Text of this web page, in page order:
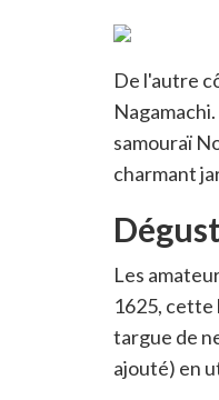
De l'autre
samouraï
charmant
Les
1625, cette
targue de
ajouté) en